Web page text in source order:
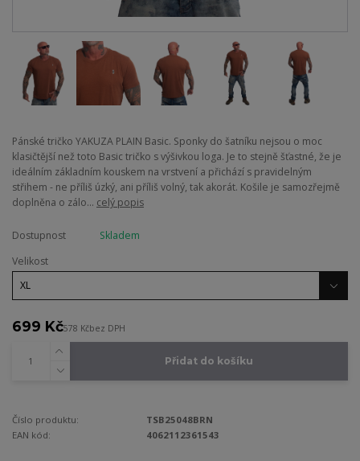
Pánské tričko YAKUZA PLAIN Basic. Sponky do šatníku nejsou o moc
klasičtější než toto Basic tričko s výšivkou loga. Je to stejně šťastné, že je
ideálním základním kouskem na vrstvení a přichází s pravidelným
střihem - ne příliš úzký, ani příliš volný, tak akorát. Košile je samozřejmě
doplněna o zálo... celý popis
Dostupnost
Skladem
Velikost
699 Kč578 Kčbez DPH
Přidat do košíku
Číslo produktu:
TSB25048BRN
EAN kód:
4062112361543